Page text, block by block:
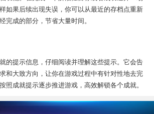
如果后续出现失误，你可以从最近的存档点重新
完成的部分，节省大量时间。
的提示信息，仔细阅读并理解这些提示。它会告
和大致方向，让你在游戏过程中有针对性地去完
照成就提示逐步推进游戏，高效解锁各个成就。